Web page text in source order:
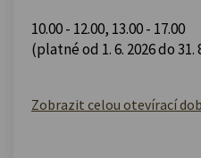
10.00 - 12.00, 13.00 - 17.00
(platné od 1. 6. 2026 do 31.
Zobrazit celou otevírací